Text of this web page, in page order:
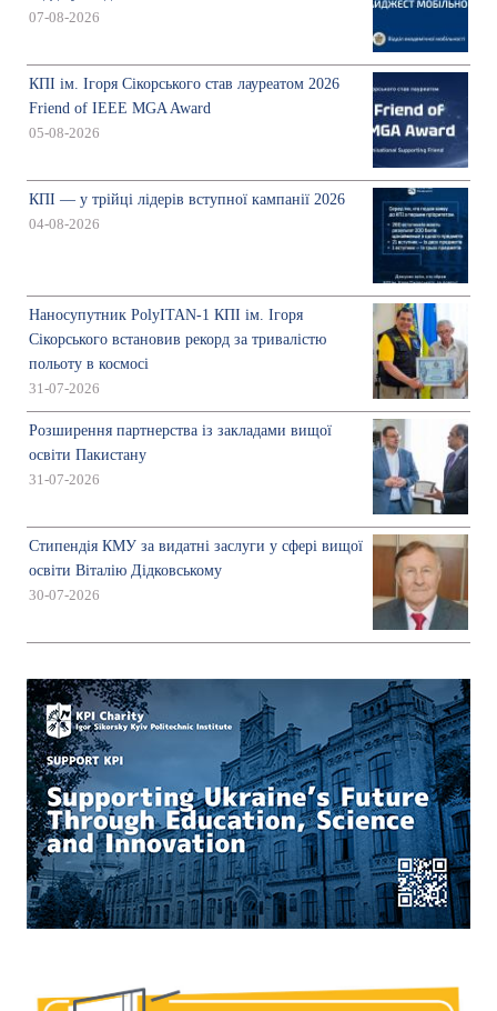
07-08-2026
КПІ ім. Ігоря Сікорського став лауреатом 2026
Friend of IEEE MGA Award
05-08-2026
КПІ — у трійці лідерів вступної кампанії 2026
04-08-2026
Наносупутник PolyITAN-1 КПІ ім. Ігоря
Сікорського встановив рекорд за тривалістю
польоту в космосі
31-07-2026
Розширення партнерства із закладами вищої
освіти Пакистану
31-07-2026
Стипендія КМУ за видатні заслуги у сфері вищої
освіти Віталію Дідковському
30-07-2026